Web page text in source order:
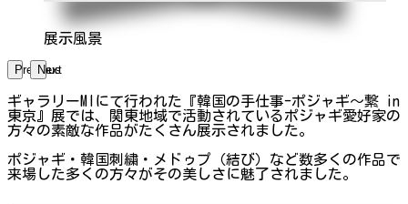
展示風景
Previous
Next
ギャラリーMIにて行われた『韓国の手仕事-ポジャギ～繋 in
東京』展では、関東地域で活動されているポジャギ愛好家の
方々の素敵な作品がたくさん展示されました。
ポジャギ・韓国刺繍・メドゥプ（結び）など数多くの作品で
来場した多くの方々がその美しさに魅了されました。